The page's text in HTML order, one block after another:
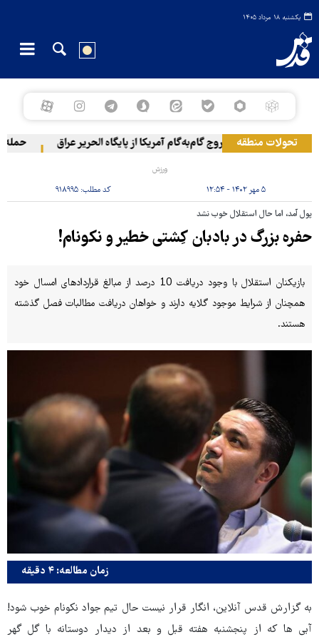
یکشنبه ۱۸ مرداد ۱۴۰۵
تحولات منطقهخروج گام‌به‌گام آمریکا از پایگاه الحریر عراق حمله
ورزش
۵ مهر ۱۴۰۲ - ۱۲:۵۴ کد مطلب: ۹۱۸۹۹۵
پول آمد، اما حال استقلال خوب نشد
حفره بزرگ در بادبان کِشتی خطیر و نکونام!
بازیکنان استقلال با وجود دریافت 10 درصد از مبالغ قراردادهای امسال خود
همچنان از شرایط موجود گلایه دارند و خواهان دریافت مطالبات فصل گذشته
هستند.
زمان مطالعه: ۴ دقیقه
به گزارش قدس آنلاین، انگار قرار نیست حال تیم جواد نکونام خوب شود!
آبی ها که از پنجشنبه هفته قبل و بعد از دیدار دوستانه با گل گهر